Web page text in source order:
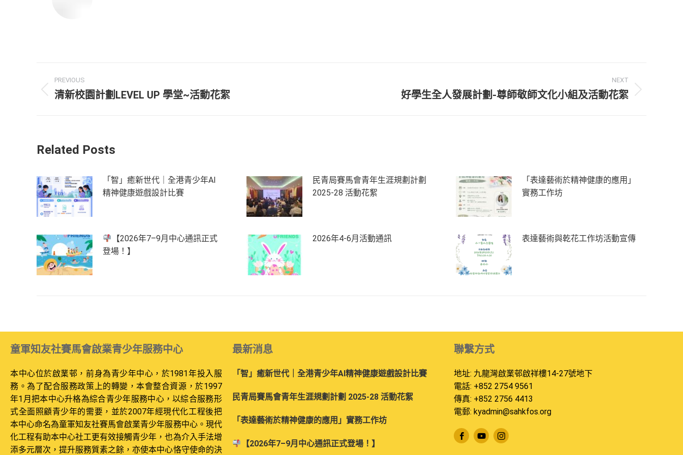
PREVIOUS
清新校園計劃LEVEL UP 學堂~活動花絮
NEXT
好學生全人發展計劃-尊師敬師文化小組及活動花絮
Related Posts
「智」癒新世代｜全港青少年AI
精神健康遊戲設計比賽
民青局賽馬會青年生涯規劃計劃
2025-28 活動花絮
「表達藝術於精神健康的應用」
實務工作坊
【2026年7–9月中心通訊正式
登場！】
2026年4-6月活動通訊 表達藝術與乾花工作坊活動宣傳
童軍知友社賽馬會啟業青少年服務中心
本中心位於啟業邨，前身為青少年中心，於1981年投入服
務。為了配合服務政策上的轉變，本會整合資源，於1997
年1月把本中心升格為綜合青少年服務中心，以綜合服務形
式全面照顧青少年的需要，並於2007年經現代化工程後把
本中心命名為童軍知友社賽馬會啟業青少年服務中心。現代
化工程有助本中心社工更有效接觸青少年，也為介入手法增
添多元層次，提升服務質素之餘，亦使本中心恪守使命的決
最新消息
「智」癒新世代｜全港青少年AI精神健康遊戲設計比賽
民青局賽馬會青年生涯規劃計劃 2025-28 活動花絮
「表達藝術於精神健康的應用」實務工作坊
【2026年7–9月中心通訊正式登場！】
聯繫方式
地址: 九龍灣啟業邨啟祥樓14-27號地下
電話: +852 2754 9561
傳真: +852 2756 4413
電郵:kyadmin@sahkfos.org